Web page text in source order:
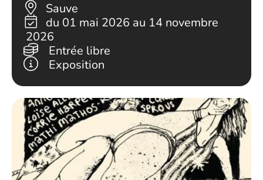
Sauve
du 01 mai 2026 au 14 novembre
2026
Entrée libre
Exposition